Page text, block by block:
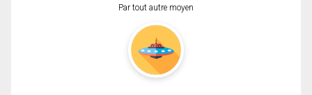
Par tout autre moyen